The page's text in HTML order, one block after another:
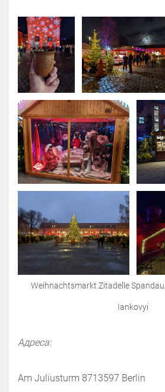
Weihnachtsmarkt Zitadelle
Iankovyi
Адреса:
Am Juliusturm 87‌‌13597 Berlin